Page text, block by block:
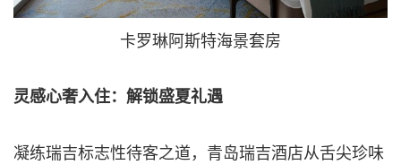
卡罗琳阿斯特海景套房
灵感心奢入住：解锁盛夏礼遇
凝练瑞吉标志性待客之道，青岛瑞吉酒店从舌尖珍味